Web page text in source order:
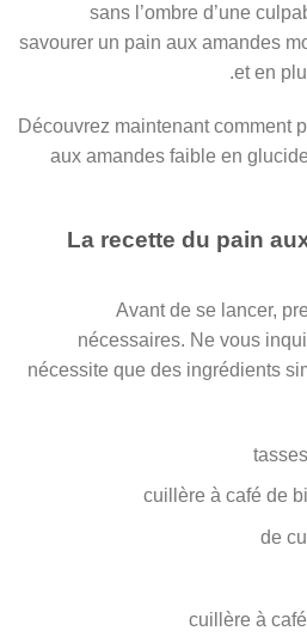
sans l’ombre d’une
savourer un pain aux amandes
et en
Découvrez maintenant comment
aux amandes faible en
La recette du pain
Avant de se lancer,
nécessaires. Ne vous
nécessite que des ingrédients